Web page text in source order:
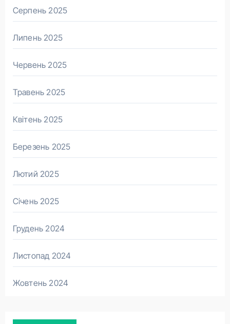
Серпень 2025
Липень 2025
Червень 2025
Травень 2025
Квітень 2025
Березень 2025
Лютий 2025
Січень 2025
Грудень 2024
Листопад 2024
Жовтень 2024